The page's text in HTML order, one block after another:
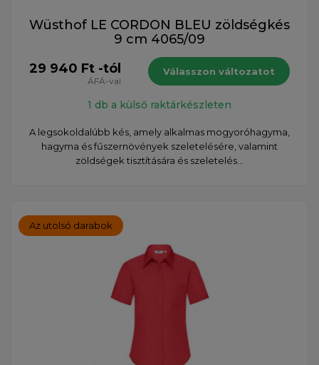
Wüsthof LE CORDON BLEU zöldségkés
9 cm 4065/09
29 940 Ft -tól
ÁFÁ-val
Válasszon változatot
1 db a külső raktárkészleten
A legsokoldalúbb kés, amely alkalmas mogyoróhagyma,
hagyma és fűszernövények szeletelésére, valamint
zöldségek tisztítására és szeletelés...
Az utolsó darabok